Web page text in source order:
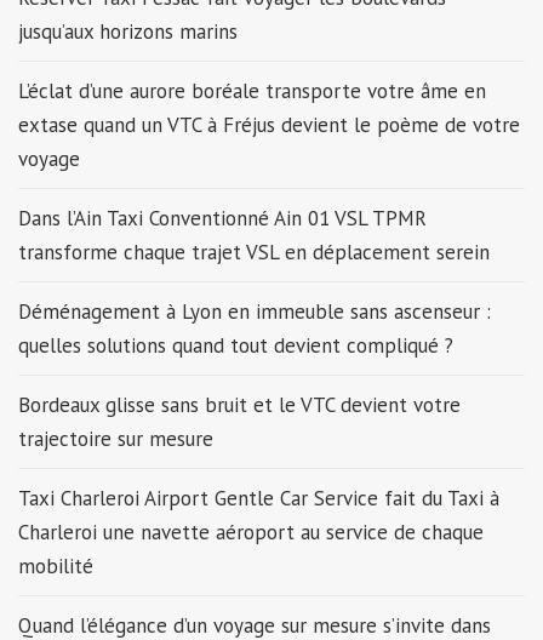
jusqu’aux horizons marins
L’éclat d’une aurore boréale transporte votre âme en
extase quand un VTC à Fréjus devient le poème de votre
voyage
Dans l’Ain Taxi Conventionné Ain 01 VSL TPMR
transforme chaque trajet VSL en déplacement serein
Déménagement à Lyon en immeuble sans ascenseur :
quelles solutions quand tout devient compliqué ?
Bordeaux glisse sans bruit et le VTC devient votre
trajectoire sur mesure
Taxi Charleroi Airport Gentle Car Service fait du Taxi à
Charleroi une navette aéroport au service de chaque
mobilité
Quand l’élégance d’un voyage sur mesure s’invite dans